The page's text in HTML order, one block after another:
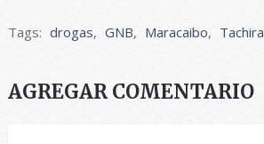
Tags: drogas, GNB, Maracaibo, Tachira
AGREGAR COMENTARIO